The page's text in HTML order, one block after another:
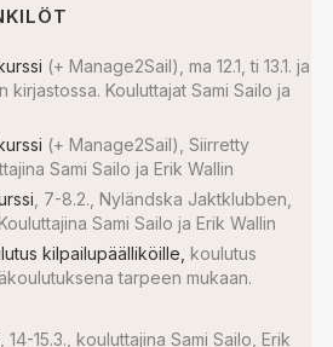
(+ Manage2Sail), ma 12.1, ti 13.1. ja
kirjastossa. Kouluttajat Sami Sailo ja
(+ Manage2Sail), Siirretty
Sami Sailo ja Erik Wallin
, 7-8.2., Nyländska Jaktklubben,
Sami Sailo ja Erik Wallin
kilpailupäälliköille, koulutus
tarpeen mukaan.
, 14-15.3., kouluttajina Sami Sailo, Erik